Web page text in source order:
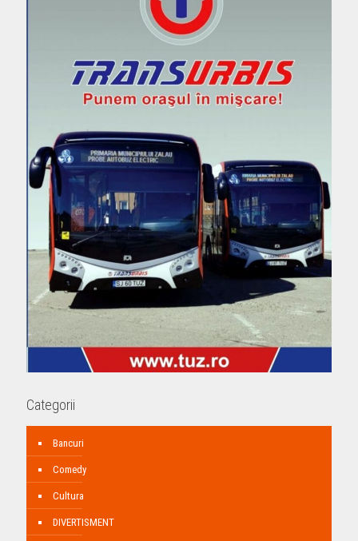
Categorii
Bancuri
Comedy
Cultura
DIVERTISMENT